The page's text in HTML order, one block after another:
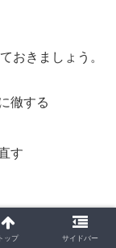
おきましょう。
徹する
す
トップ サイドバー